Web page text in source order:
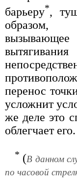
барьеру*,
образом,
перенос
усложнит
же деле это
облегчает его.
* (В данном
по часовой